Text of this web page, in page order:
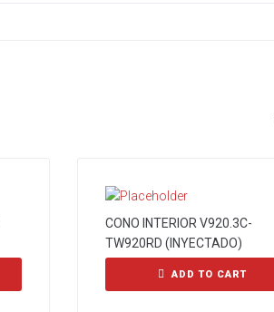
CONO INTERIOR V920.3C-
TW920RD (INYECTADO)
ADD TO CART